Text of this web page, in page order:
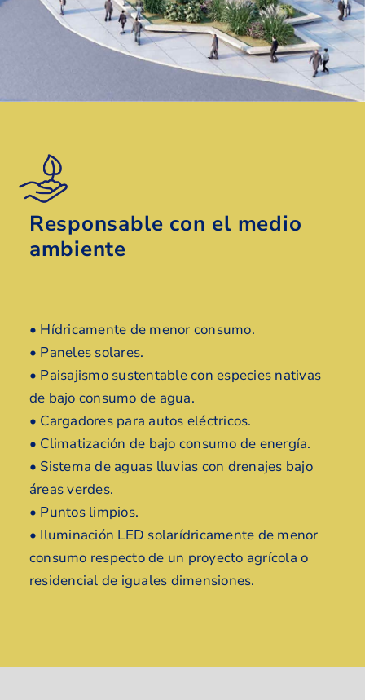
Responsable con el medio
ambiente
• Hídricamente de menor consumo.
• Paneles solares.
• Paisajismo sustentable con especies nativas
de bajo consumo de agua.
• Cargadores para autos eléctricos.
• Climatización de bajo consumo de energía.
• Sistema de aguas lluvias con drenajes bajo
áreas verdes.
• Puntos limpios.
• Iluminación LED solarídricamente de menor
consumo respecto de un proyecto agrícola o
residencial de iguales dimensiones.